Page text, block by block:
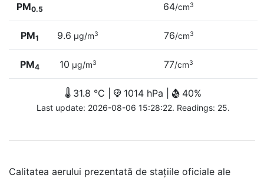
PM0.5 64/cm3
PM1 9.6 µg/m3 76/cm3
PM4 10 µg/m3 77/cm3
31.8 °C | 1014 hPa | 40%
Last update: 2026-08-06 15:28:22. Readings: 25.
Calitatea aerului prezentată de stațiile oficiale ale